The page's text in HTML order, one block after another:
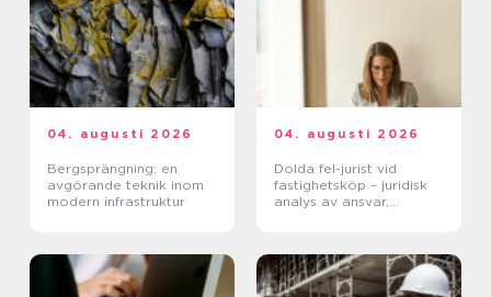
04. augusti 2026
Bergsprängning: en
avgörande teknik inom
modern infrastruktur
04. augusti 2026
Dolda fel-jurist vid
fastighetsköp – juridisk
analys av ansvar,